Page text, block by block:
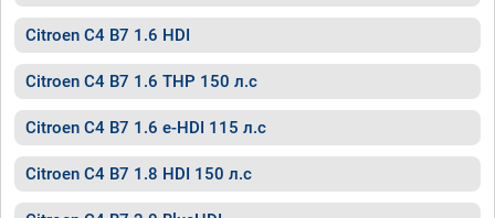
Citroen C4 B7 1.6 HDI
Citroen C4 B7 1.6 THP 150 л.с
Citroen C4 B7 1.6 e-HDI 115 л.с
Citroen C4 B7 1.8 HDI 150 л.с